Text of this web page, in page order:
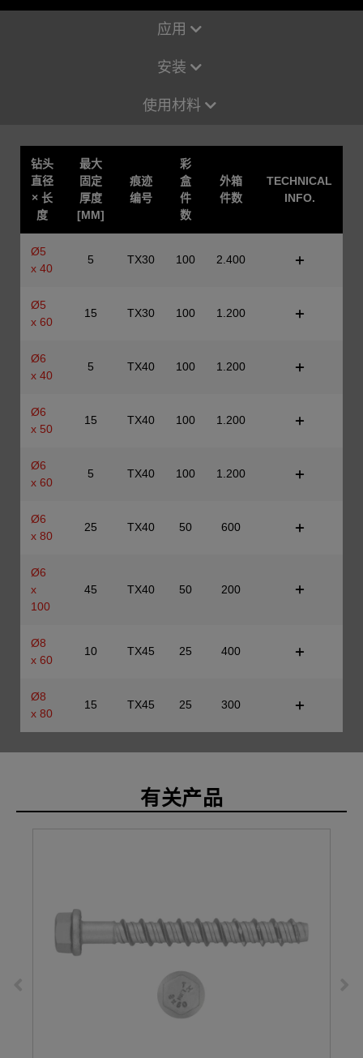
应用
安装
使用材料
钻头
直径
× 长
度
最大
固定
厚度
[MM]
痕迹
编号
彩
盒
件
数
外箱
件数
TECHNICAL
INFO.
Ø5
x 40
5 TX30 100 2.400
Ø5
x 60
15 TX30 100 1.200
Ø6
x 40
5 TX40 100 1.200
Ø6
x 50
15 TX40 100 1.200
Ø6
x 60
5 TX40 100 1.200
Ø6
x 80
25 TX40 50 600
Ø6
x
100
45 TX40 50 200
Ø8
x 60
10 TX45 25 400
Ø8
x 80
15 TX45 25 300
有关产品